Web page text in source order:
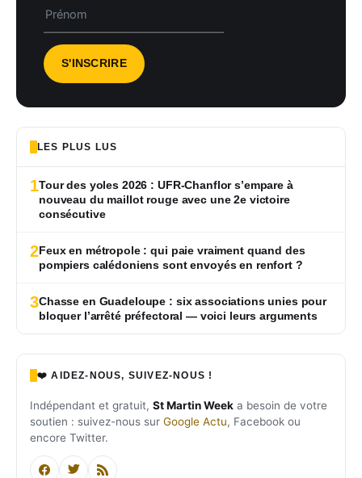
LES PLUS LUS
1Tour des yoles 2026 : UFR-Chanflor s’empare à
nouveau du maillot rouge avec une 2e victoire
consécutive
2Feux en métropole : qui paie vraiment quand des
pompiers calédoniens sont envoyés en renfort ?
3Chasse en Guadeloupe : six associations unies pour
bloquer l’arrêté préfectoral — voici leurs arguments
❤️ AIDEZ-NOUS, SUIVEZ-NOUS !
Indépendant et gratuit, St Martin Week a besoin de votre
soutien : suivez-nous sur Google Actu, Facebook ou
encore Twitter.